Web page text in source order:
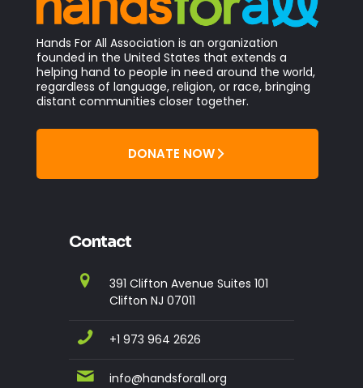
Hands For All Association is an organization
founded in the United States that extends a
helping hand to people in need around the world,
regardless of language, religion, or race, bringing
distant communities closer together.
DONATE NOW
Contact
391 Clifton Avenue Suites 101
Clifton NJ 07011
+1 973 964 2626
info@handsforall.org